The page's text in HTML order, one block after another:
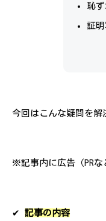
恥
証
今回はこんな疑問を解
※記事内に広告（PRな
✔︎ 記事の内容